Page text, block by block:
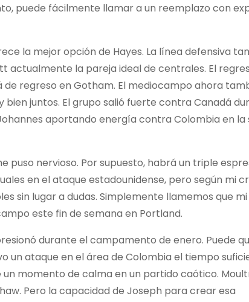
puede fácilmente llamar a un reemplazo con
la mejor opción de Hayes. La línea defensiva
actualmente la pareja ideal de centrales. El
regreso en Gotham. El mediocampo ahora
juntos. El grupo salió fuerte contra Canadá
aportando energía contra Colombia en la
nervioso. Por supuesto, habrá un triple
en el ataque estadounidense, pero según mi
sin lugar a dudas. Simplemente llamemos que mi
este fin de semana en Portland.
durante el campamento de enero. Puede
un ataque en el área de Colombia el tiempo
momento de calma en un partido caótico.
Pero la capacidad de Joseph para crear esa